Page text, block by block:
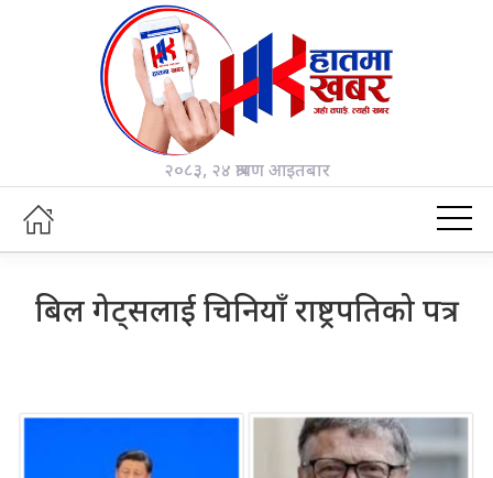
२०८३, २४ श्रावण आइतबार
बिल गेट्सलाई चिनियाँ राष्ट्रपतिको पत्र